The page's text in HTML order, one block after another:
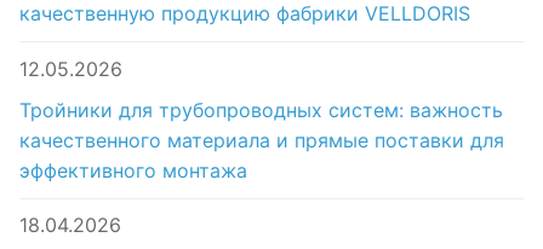
качественную продукцию фабрики VELLDORIS
12.05.2026
Тройники для трубопроводных систем: важность
качественного материала и прямые поставки для
эффективного монтажа
18.04.2026